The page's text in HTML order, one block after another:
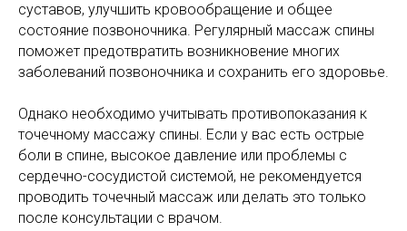
суставов, улучшить кровообращение и общее
состояние позвоночника. Регулярный массаж спины
поможет предотвратить возникновение многих
заболеваний позвоночника и сохранить его здоровье.
Однако необходимо учитывать противопоказания к
точечному массажу спины. Если у вас есть острые
боли в спине, высокое давление или проблемы с
сердечно-сосудистой системой, не рекомендуется
проводить точечный массаж или делать это только
после консультации с врачом.